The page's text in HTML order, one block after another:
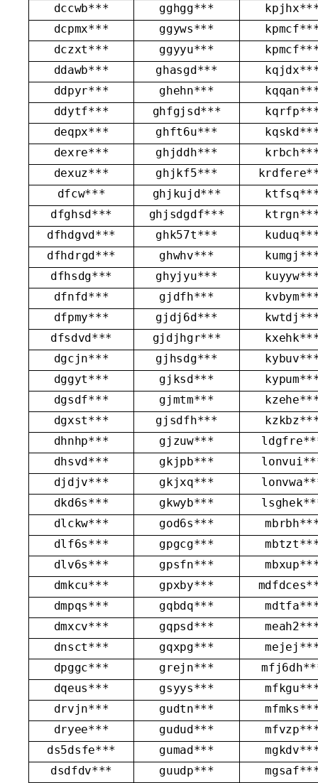
dccwb***
gghgg***
dcpmx***
ggyws***
dczxt***
ggyyu***
ddawb***
ghasgd***
ddpyr***
ghehn***
ddytf***
ghfgjsd***
deqpx***
ghft6u***
dexre***
ghjddh***
dexuz***
ghjkf5***
dfcw***
ghjkujd***
dfghsd***
ghjsdgdf***
dfhdgvd***
ghk57t***
dfhdrgd***
ghwhv***
dfhsdg***
ghyjyu***
dfnfd***
gjdfh***
dfpmy***
gjdj6d***
dfsdvd***
gjdjhgr***
dgcjn***
gjhsdg***
dggyt***
gjksd***
dgsdf***
gjmtm***
dgxst***
gjsdfh***
dhnhp***
gjzuw***
dhsvd***
gkjpb***
djdjv***
gkjxq***
dkd6s***
gkwyb***
dlckw***
god6s***
dlf6s***
gpgcg***
dlv6s***
gpsfn***
dmkcu***
gpxby***
dmpqs***
gqbdq***
dmxcv***
gqpsd***
dnsct***
gqxpg***
dpggc***
grejn***
dqeus***
gsyys***
drvjn***
gudtn***
dryee***
gudud***
ds5dsfe***
gumad***
dsdfdv***
guudp***